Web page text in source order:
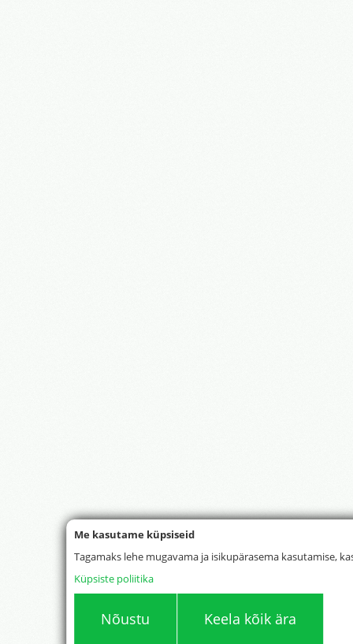
Me kasutame küpsiseid
Tagamaks lehe mugavama ja isikupärasema kasutamise,
Küpsiste poliitika
Nõustu Keela kõik ära